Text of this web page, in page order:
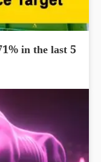
in the last 5